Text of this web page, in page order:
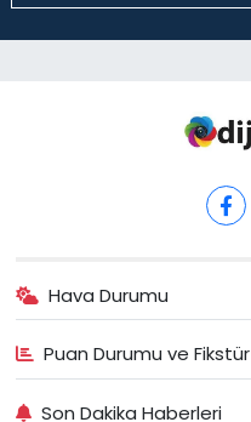
Hava Durumu
Puan Durumu ve Fikstür
Son Dakika Haberleri